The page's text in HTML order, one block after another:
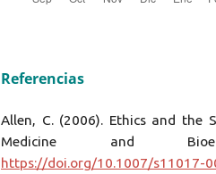
Referencias
Allen, C. (2006). Ethics and the
Medicine and
https://doi.org/10.1007/s11017-